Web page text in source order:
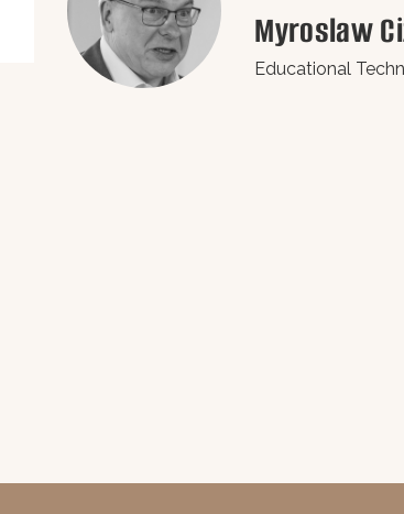
Myroslaw
Educational